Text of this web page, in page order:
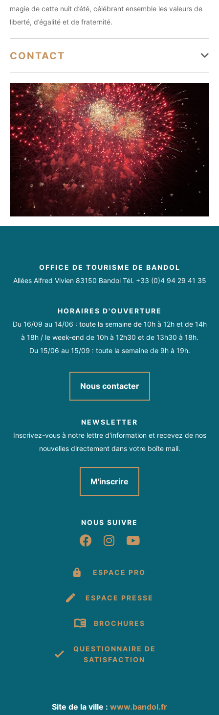
magie de cette nuit d’été, célébrant ensemble les valeurs de
liberté, d’égalité et de fraternité.
CONTACT
OFFICE DE TOURISME DE BANDOL
Allées Alfred Vivien 83150 Bandol Tél. +33 (0)4 94 29 41 35
HORAIRES D'OUVERTURE
Du 16/09 au 14/06 : toute la semaine de 10h à 12h et de 14h
à 18h / le week-end de 10h à 12h30 et de 13h30 à 18h.
Du 15/06 au 15/09 : toute la semaine de 9h à 19h.
Nous contacter
NEWSLETTER
Inscrivez-vous à notre lettre d'information et recevez de nos
nouvelles directement dans votre boîte mail.
M'inscrire
NOUS SUIVRE
Suivez-nous sur
Suivez-nous sur
Suivez-nous
ESPACE PRO
ESPACE PRESSE
BROCHURES
QUESTIONNAIRE DE
SATISFACTION
Site de la ville : www.bandol.fr